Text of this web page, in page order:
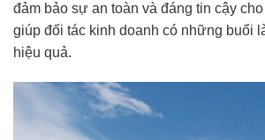
đảm bảo sự an toàn và đáng tin cậy
giúp đối tác kinh doanh có những buổi
hiệu quả.